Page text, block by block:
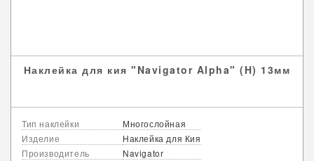
Наклейка для кия "Navigator Alpha" (H) 13мм
Тип наклейки
Многослойная
Изделие
Наклейка для Кия
Производитель
Navigator